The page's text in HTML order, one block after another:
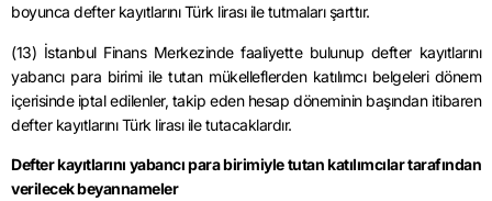
boyunca defter kayıtlarını Türk lirası ile tutmaları şarttır.
(13) İstanbul Finans Merkezinde faaliyette bulunup defter kayıtlarını
yabancı para birimi ile tutan mükelleflerden katılımcı belgeleri dönem
içerisinde iptal edilenler, takip eden hesap döneminin başından itibaren
defter kayıtlarını Türk lirası ile tutacaklardır.
Defter kayıtlarını yabancı para birimiyle tutan katılımcılar tarafından
verilecek beyannameler